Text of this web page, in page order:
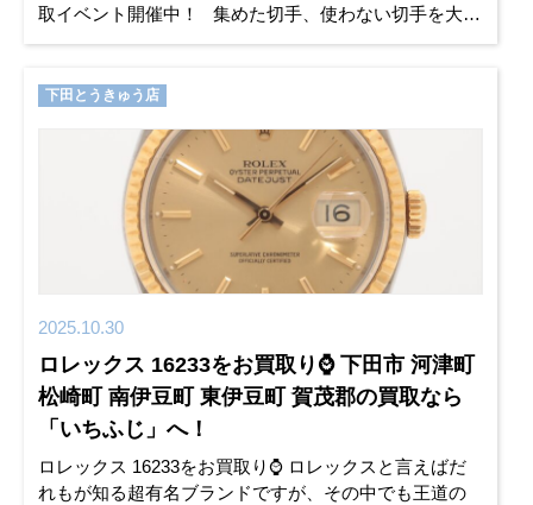
取イベント開催中！ 集めた切手、使わない切手を大量
に買い取りました！！ &nbs
下田とうきゅう店
2025.10.30
ロレックス 16233をお買取り⌚ 下田市 河津町
松崎町 南伊豆町 東伊豆町 賀茂郡の買取なら
「いちふじ」へ！
ロレックス 16233をお買取り⌚ ロレックスと言えばだ
れもが知る超有名ブランドですが、その中でも王道の